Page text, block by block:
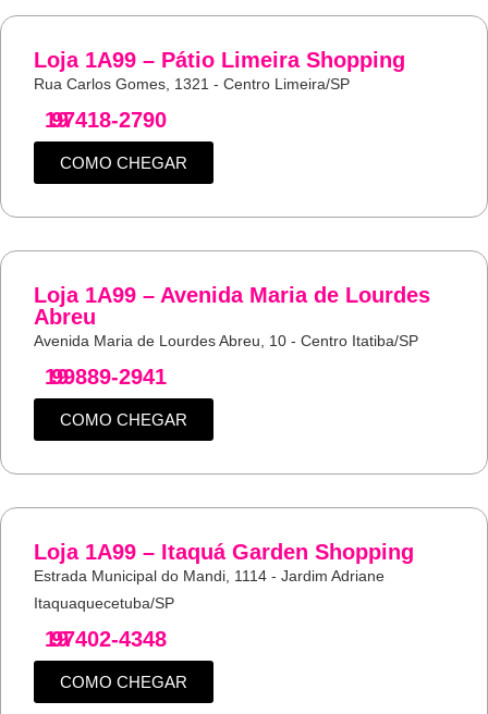
Loja 1A99 – Pátio Limeira Shopping
Rua Carlos Gomes, 1321 - Centro Limeira/SP
19
97418-2790
COMO CHEGAR
Loja 1A99 – Avenida Maria de Lourdes
Abreu
Avenida Maria de Lourdes Abreu, 10 - Centro Itatiba/SP
19
99889-2941
COMO CHEGAR
Loja 1A99 – Itaquá Garden Shopping
Estrada Municipal do Mandi, 1114 - Jardim Adriane
Itaquaquecetuba/SP
19
97402-4348
COMO CHEGAR